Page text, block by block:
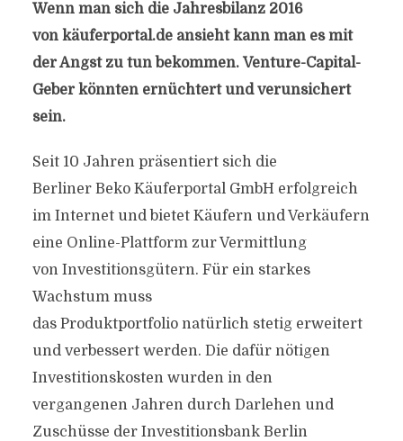
Wenn man sich die Jahresbilanz 2016
von käuferportal.de ansieht kann man es mit
der Angst zu tun bekommen. Venture-Capital-
Geber könnten ernüchtert und verunsichert
sein.
Seit 10 Jahren präsentiert sich die
Berliner Beko Käuferportal GmbH erfolgreich
im Internet und bietet Käufern und Verkäufern
eine Online-Plattform zur Vermittlung
von Investitionsgütern. Für ein starkes
Wachstum muss
das Produktportfolio natürlich stetig erweitert
und verbessert werden. Die dafür nötigen
Investitionskosten wurden in den
vergangenen Jahren durch Darlehen und
Zuschüsse der Investitionsbank Berlin